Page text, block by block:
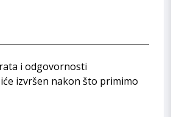
i odgovornosti
izvršen nakon što primimo